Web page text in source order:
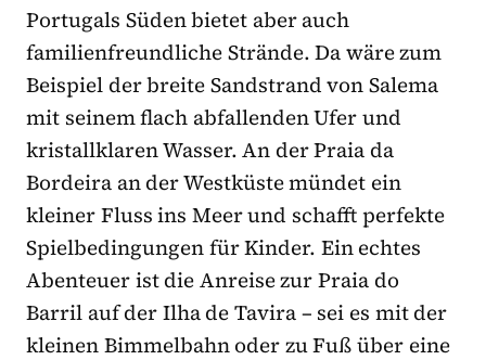
Portugals Süden bietet aber auch
familienfreundliche Strände. Da wäre zum
Beispiel der breite Sandstrand von Salema
mit seinem flach abfallenden Ufer und
kristallklaren Wasser. An der Praia da
Bordeira an der Westküste mündet ein
kleiner Fluss ins Meer und schafft perfekte
Spielbedingungen für Kinder. Ein echtes
Abenteuer ist die Anreise zur Praia do
Barril auf der Ilha de Tavira – sei es mit der
kleinen Bimmelbahn oder zu Fuß über eine